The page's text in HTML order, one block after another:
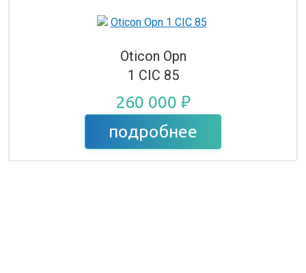
Oticon Opn
1 CIC 85
260 000 ₽
подробнее